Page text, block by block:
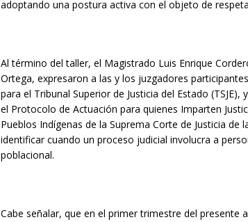
adoptando una postura activa con el objeto de
Al término del taller, el Magistrado Luis Enrique
Ortega, expresaron a las y los juzgadores
para el Tribunal Superior de Justicia del Estado
el Protocolo de Actuación para quienes Imparten
Pueblos Indígenas de la Suprema Corte de Justicia de
identificar cuando un proceso judicial involucra a
poblacional.
Cabe señalar, que en el primer trimestre del presente